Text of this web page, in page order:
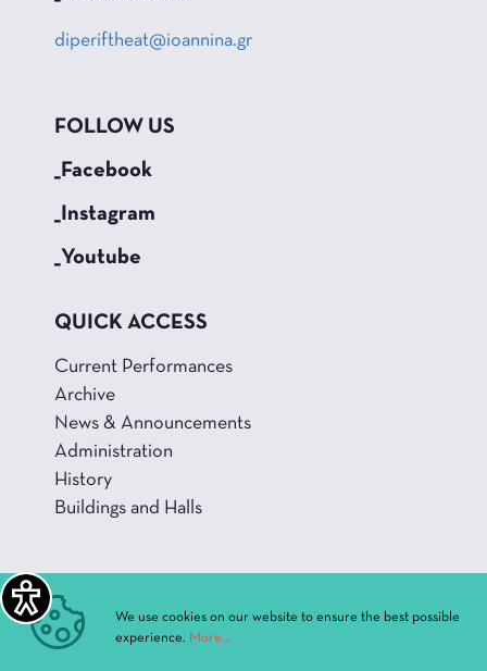
diperiftheat@ioannina.gr
FOLLOW US
_Facebook
_Instagram
_Youtube
QUICK ACCESS
Current Performances
Archive
News & Announcements
Administration
History
Buildings and Halls
Privacy Policy
We use cookies on our website to ensure the best possible
experience. More...